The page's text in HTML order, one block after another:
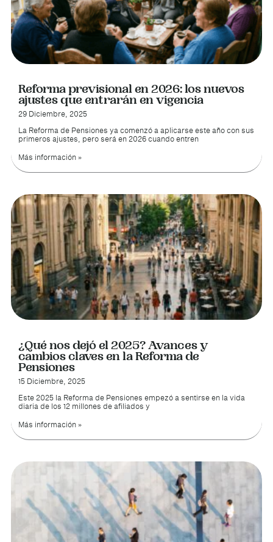
Reforma previsional en 2026: los nuevos
ajustes que entrarán en vigencia
29 Diciembre, 2025
La Reforma de Pensiones ya comenzó a aplicarse este año con sus
primeros ajustes, pero será en 2026 cuando entren
Más información »
¿Qué nos dejó el 2025? Avances y
cambios claves en la Reforma de
Pensiones
15 Diciembre, 2025
Este 2025 la Reforma de Pensiones empezó a sentirse en la vida
diaria de los 12 millones de afiliados y
Más información »